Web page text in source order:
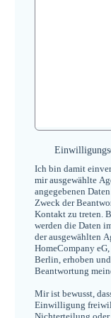
Ich bin damit
mir ausgewählte
angegebenen
Zweck der
Kontakt zu treten.
werden die Daten
der ausgewählten
HomeCompany
Berlin, erhoben
Beantwortung
Mir ist bewusst,
Einwilligung